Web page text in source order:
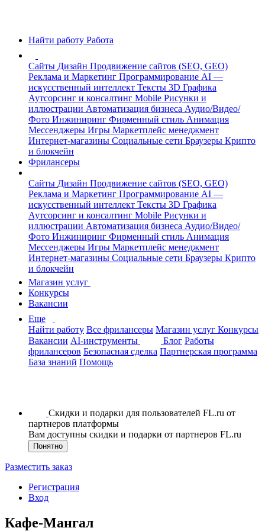
Найти работу Работа
Сайты Дизайн Продвижение сайтов (SEO, GEO)
Реклама и Маркетинг Программирование AI —
искусственный интеллект Тексты 3D Графика
Аутсорсинг и консалтинг Mobile Рисунки и
иллюстрации Автоматизация бизнеса Аудио/Видео/
Фото Инжиниринг Фирменный стиль Анимация
Мессенджеры Игры Маркетплейс менеджмент
Интернет-магазины Социальные сети Браузеры Крипто
и блокчейн
Фрилансеры
Сайты Дизайн Продвижение сайтов (SEO, GEO)
Реклама и Маркетинг Программирование AI —
искусственный интеллект Тексты 3D Графика
Аутсорсинг и консалтинг Mobile Рисунки и
иллюстрации Автоматизация бизнеса Аудио/Видео/
Фото Инжиниринг Фирменный стиль Анимация
Мессенджеры Игры Маркетплейс менеджмент
Интернет-магазины Социальные сети Браузеры Крипто
и блокчейн
Магазин услуг
Конкурсы
Вакансии
Еще
Найти работу Все фрилансеры Магазин услуг Конкурсы
Вакансии AI-инструменты Блог Работы
фрилансеров Безопасная сделка Партнерская программа
База знаний Помощь
Скидки и подарки для пользователей FL.ru от
партнеров платформы
Вам доступны скидки и подарки от партнеров FL.ru
Понятно
Разместить заказ
Регистрация
Вход
Кафе-Мангал